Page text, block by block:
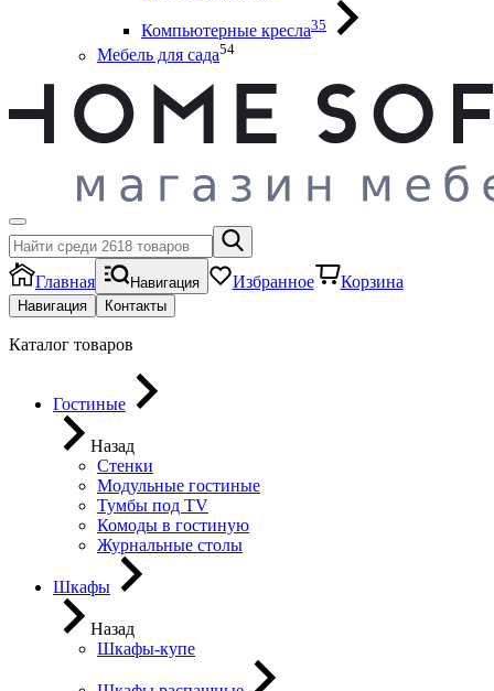
Компьютерные кресла35
Мебель для сада54
Главная Навигация Избранное Корзина
Навигация Контакты
Каталог товаров
Гостиные
Назад
Стенки
Модульные гостиные
Тумбы под ТV
Комоды в гостиную
Журнальные столы
Шкафы
Назад
Шкафы-купе